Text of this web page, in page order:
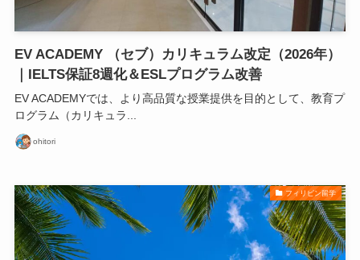
EV ACADEMY （セブ）カリキュラム改定（2026年）
｜IELTS保証8週化＆ESLプログラム改善
EV ACADEMYでは、より高品質な授業提供を目的として、教育プ
ログラム（カリキュラ...
ohitori
フィリピン留学